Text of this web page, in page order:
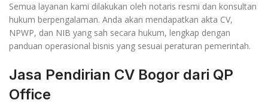
Semua layanan kami dilakukan oleh notaris resmi dan konsultan
hukum berpengalaman. Anda akan mendapatkan akta CV,
NPWP, dan NIB yang sah secara hukum, lengkap dengan
panduan operasional bisnis yang sesuai peraturan pemerintah.
Jasa Pendirian CV Bogor dari QP
Office